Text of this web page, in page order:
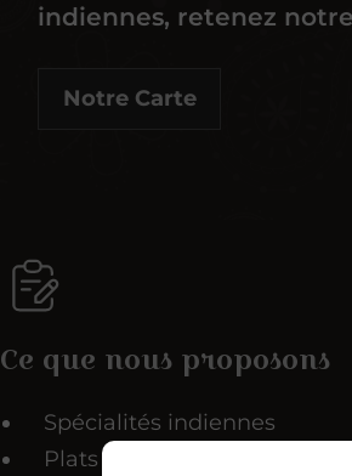
indiennes, retenez
Notre Carte
Ce que nous proposons
Spécialités indiennes
Plats italiens